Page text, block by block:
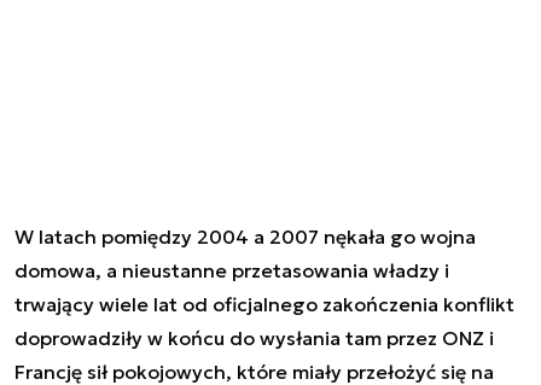
W latach pomiędzy 2004 a 2007 nękała go wojna
domowa, a nieustanne przetasowania władzy i
trwający wiele lat od oficjalnego zakończenia konflikt
doprowadziły w końcu do wysłania tam przez ONZ i
Francję sił pokojowych, które miały przełożyć się na